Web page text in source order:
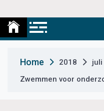
e
t
Medemblik
Home 2018 juli
Zwemmen voor